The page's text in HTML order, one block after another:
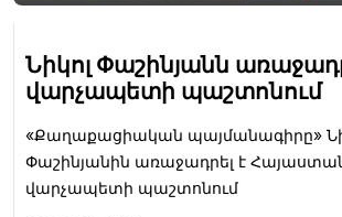
Նիկոլ Փաշինյանն
վարչապետի պաշտոնում
«Քաղաքացիական պայմանագիրը»
Փաշինյանին առաջադրել է
վարչապետի պաշտոնում